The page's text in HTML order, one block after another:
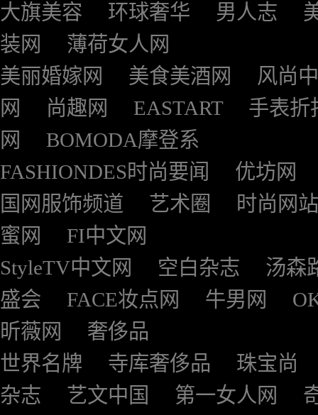
大旗美容
环球奢华 男人志
装网
薄荷女人网
美丽婚嫁网
美食美酒网
风尚
网
尚趣网 EASTART
手表折
网
BOMODA摩登系
FASHIONDES时尚要闻
优坊网
国网服饰频道
艺术圈
时尚网站
蜜网
FI中文网
StyleTV中文网
空白杂志
汤森
盛会
FACE妆点网 牛男网
昕薇网
奢侈品
世界名牌
寺库奢侈品
珠宝尚
杂志
艺文中国 第一女人网